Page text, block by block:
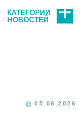
КАТЕГОРИИ
НОВОСТЕЙ
05.06.2026